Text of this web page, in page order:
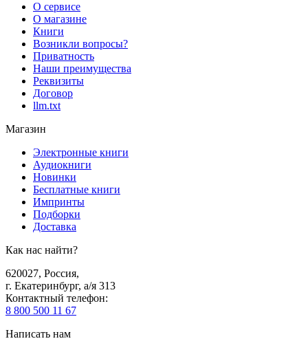
О сервисе
О магазине
Книги
Возникли вопросы?
Приватность
Наши преимущества
Реквизиты
Договор
llm.txt
Магазин
Электронные книги
Аудиокниги
Новинки
Бесплатные книги
Импринты
Подборки
Доставка
Как нас найти?
620027, Россия,
г. Екатеринбург, а/я 313
Контактный телефон:
8 800 500 11 67
Написать нам